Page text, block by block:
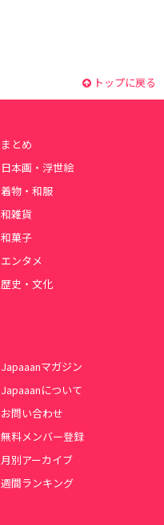
トップに戻る
まとめ
日本画・浮世絵
着物・和服
和雑貨
和菓子
エンタメ
歴史・文化
Japaaanマガジン
Japaaanについて
お問い合わせ
無料メンバー登録
月別アーカイブ
週間ランキング